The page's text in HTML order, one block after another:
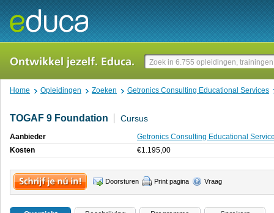
Home Opleidingen Zoeken Getronics Consulting Educational Services
TOGAF 9 Foundation Cursus
Aanbieder
Getronics Consulting Educational
Kosten
€1.195,00
Doorsturen Print pagina Vraag